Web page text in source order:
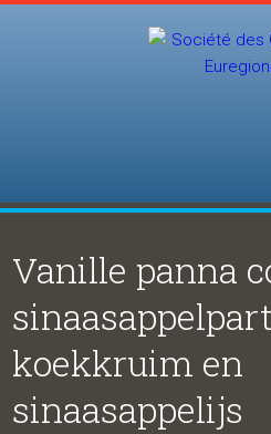
Vanille panna
koekkruim en
sinaasappelijs